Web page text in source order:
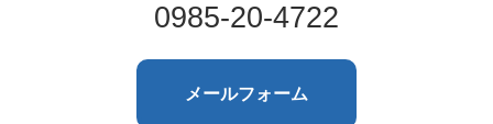
2023年7月
0985-20-4722
メールフォーム